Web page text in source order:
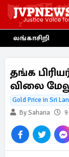
லங்காசிறி
தங்க
விலை
Gold Price in Sri
By Sahana